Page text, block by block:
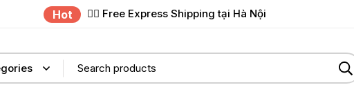
Hot ✌🏼 Free Express Shipping tại Hà Nội